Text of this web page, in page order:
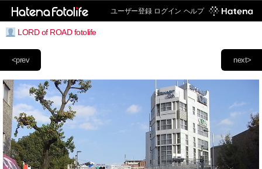
ユーザー登録 ログイン ヘルプ
LORD of ROAD fotolife
next>
<prev